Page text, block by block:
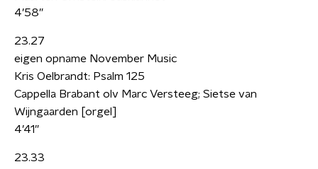
4’58”
23.27
eigen opname November Music
Kris Oelbrandt: Psalm 125
Cappella Brabant olv Marc Versteeg; Sietse van
Wijngaarden [orgel]
4’41”
23.33